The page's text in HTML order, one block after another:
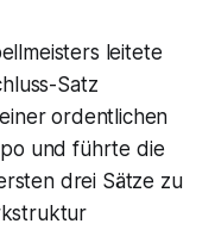
leitete
Satz
ordentlichen
und führte die
drei Sätze zu